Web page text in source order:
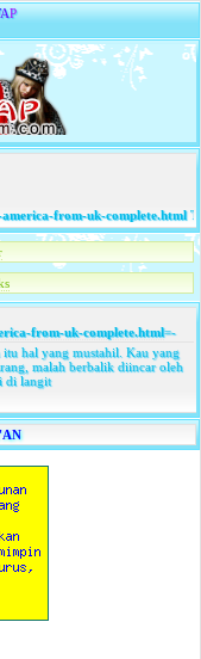
AP
from-uk-complete.html
from-uk-complete.html=-
hal yang mustahil. Kau yang
malah berbalik diincar oleh
di langit